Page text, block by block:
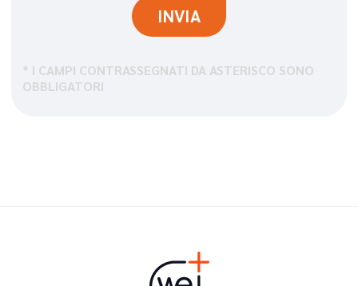
* I CAMPI CONTRASSEGNATI DA ASTERISCO SONO
OBBLIGATORI